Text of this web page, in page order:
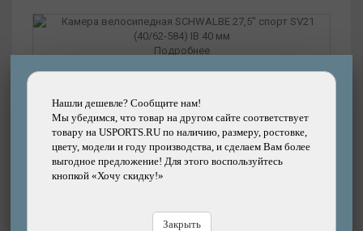
Нашли дешевле? Сообщите нам!
Мы убедимся, что товар на другом сайте соответствует
товару на USPORTS.RU по наличию, размеру, ростовке,
цвету, модели и году производства, и сделаем Вам более
выгодное предложение! Для этого воспользуйтесь
кнопкой «Хочу скидку!»
Закрыть
Подробнее
Камера велосипедная SCHWALBE 27,5" спорт
Бренд: SCHWALBE
Цена: 1070р.
В магазине